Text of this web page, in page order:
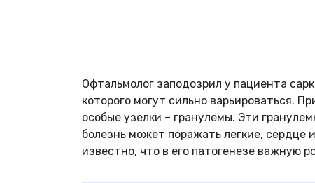
Офтальмолог заподозрил у пациента
которого могут сильно варьироваться.
особые узелки – гранулемы. Эти
болезнь может поражать легкие, сердце
известно, что в его патогенезе важную